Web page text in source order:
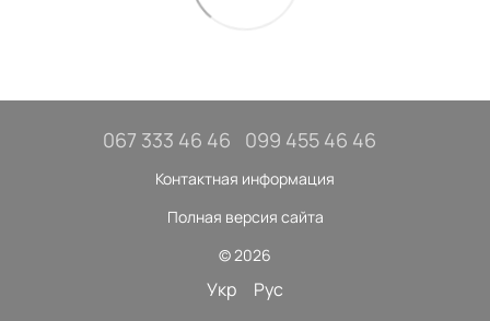
067 333 46 46 099 455 46 46
Контактная информация
Полная версия сайта
© 2026
Укр Рус